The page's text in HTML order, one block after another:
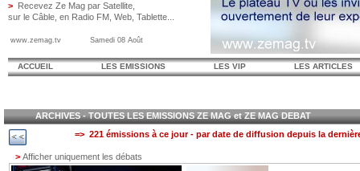
> Recevez Ze Mag par Satellite,
sur le Câble, en Radio FM, Web, Tablette...
www.zemag.tv Samedi 08 Août
ACCUEIL LES EMISSIONS LES VIP LES ARTICLES
ARCHIVES - TOUTES LES EMISSIONS ZE MAG et ZE MAG DEBAT
=> 221 émissions à ce jour - par date de diffusion depuis la
> Afficher uniquement les débats